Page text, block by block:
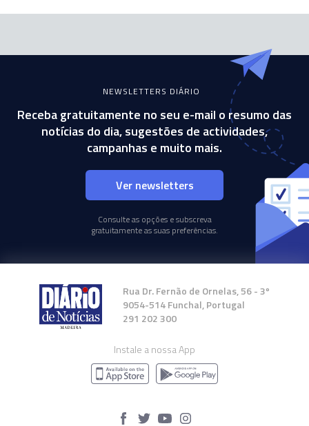
NEWSLETTERS DIÁRIO
Receba gratuitamente no seu e-mail o resumo das
notícias do dia, sugestões de actividades,
campanhas e muito mais.
Ver newsletters
Consulte as opções e subscreva
gratuitamente as suas preferências.
Rua Dr. Fernão de Ornelas, 56 - 3º
9054-514 Funchal, Portugal
291 202 300
Instale a nossa App